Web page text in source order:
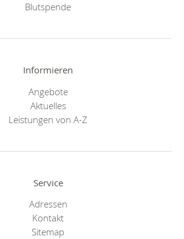
Blutspende
Informieren
Angebote
Aktuelles
Leistungen von A-Z
Service
Adressen
Kontakt
Sitemap